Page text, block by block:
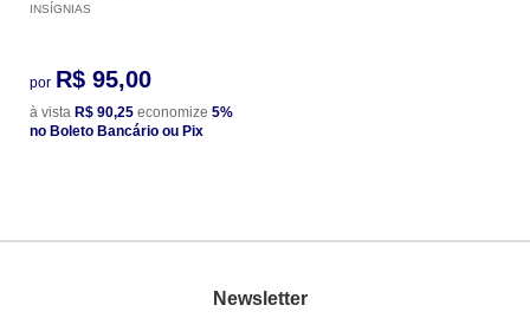
INSÍGNIAS
por R$ 95,00
à vista R$ 90,25 economize 5%
no Boleto Bancário ou Pix
Newsletter